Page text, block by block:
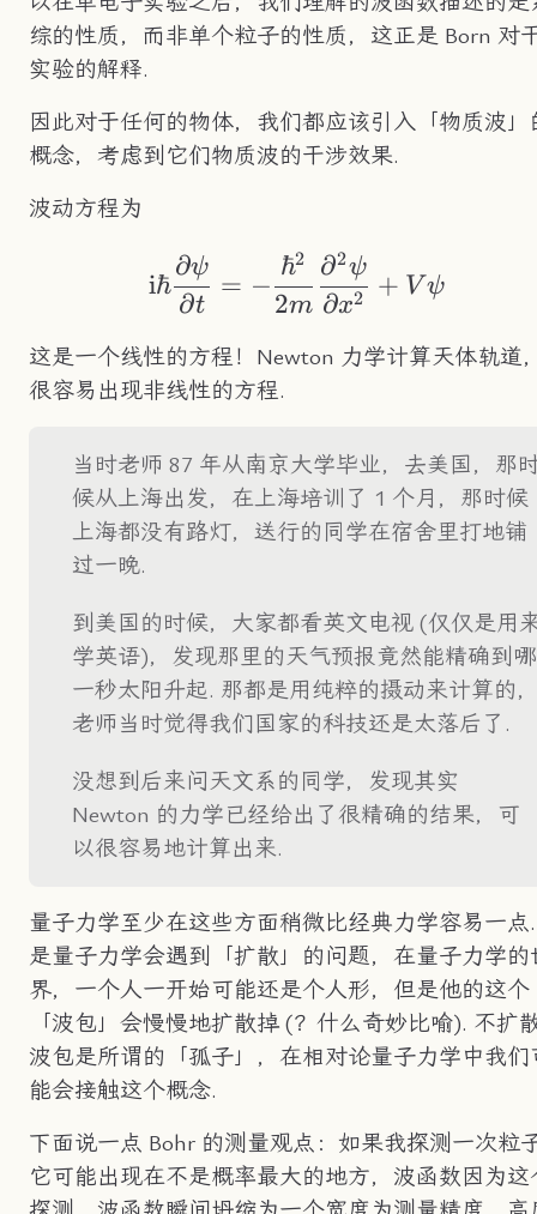
综的性质，而非单个粒子的性质，这正是 Born 对
实验的解释.
因此对于任何的物体，我们都应该引入「物质波」
概念，考虑到它们物质波的干涉效果.
波动方程为
iℏ
∂t
∂ψ
= −
2m
ℏ2
∂x2
∂2ψ
+ V ψ
这是一个线性的方程！Newton 力学计算天体轨道
很容易出现非线性的方程.
当时老师 87 年从南京大学毕业，去美国，那
候从上海出发，在上海培训了 1 个月，那时候
上海都没有路灯，送行的同学在宿舍里打地铺
过一晚.
到美国的时候，大家都看英文电视 (仅仅是用
学英语)，发现那里的天气预报竟然能精确到哪
一秒太阳升起. 那都是用纯粹的摄动来计算的
老师当时觉得我们国家的科技还是太落后了.
没想到后来问天文系的同学，发现其实
Newton 的力学已经给出了很精确的结果，可
以很容易地计算出来.
量子力学至少在这些方面稍微比经典力学容易一点
是量子力学会遇到「扩散」的问题，在量子力学的
界，一个人一开始可能还是个人形，但是他的这个
「波包」会慢慢地扩散掉 (？什么奇妙比喻). 不扩
波包是所谓的「孤子」，在相对论量子力学中我们
能会接触这个概念.
下面说一点 Bohr 的测量观点：如果我探测一次粒
它可能出现在不是概率最大的地方，波函数因为这